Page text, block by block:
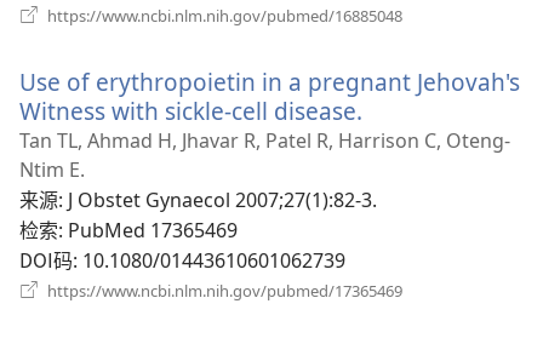
https://www.ncbi.nlm.nih.gov/pubmed/16885048
窗
口）
Use of erythropoietin in a pregnant Jehovah's
Witness with sickle-cell disease.
开
窗
Tan TL, Ahmad H, Jhavar R, Patel R, Harrison C, Oteng-
Ntim E.
来源‎: J Obstet Gynaecol 2007;27(1):82-3.
检索‎: PubMed 17365469
DOI码‎: 10.1080/01443610601062739
https://www.ncbi.nlm.nih.gov/pubmed/17365469